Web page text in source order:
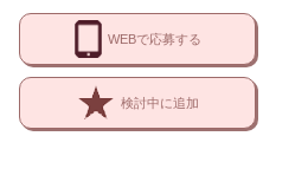
WEBで応募する
検討中に追加